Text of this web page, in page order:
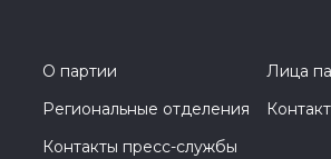
О партии
Лица
Региональные отделения
Контакты пресс-службы